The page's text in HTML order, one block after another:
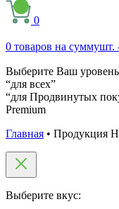
0
0 товаров на суммушт.
Выберите Ваш
“для всех”
“для Продвинутых
Premium
Главная • Продукция
Выберите вкус: